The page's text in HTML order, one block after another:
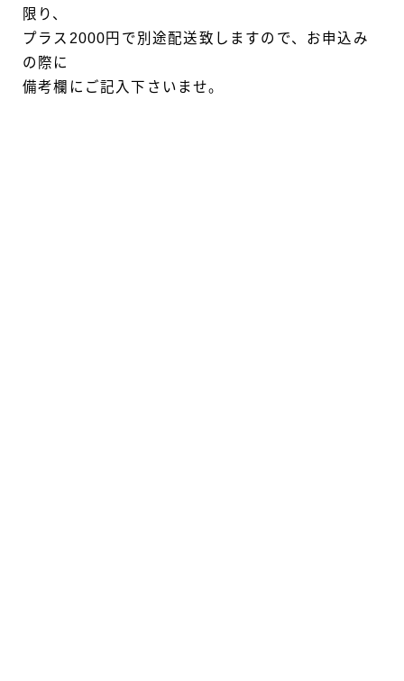
限り、
プラス2000円で別途配送致しますので、お申込み
の際に
備考欄にご記入下さいませ。